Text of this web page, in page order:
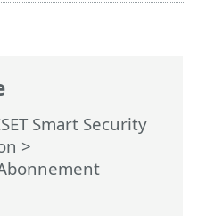
Smart Security
>